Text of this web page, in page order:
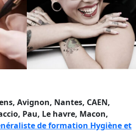
Avignon, Nantes, CAEN,
, Pau, Le havre, Macon,
de formation Hygiène et